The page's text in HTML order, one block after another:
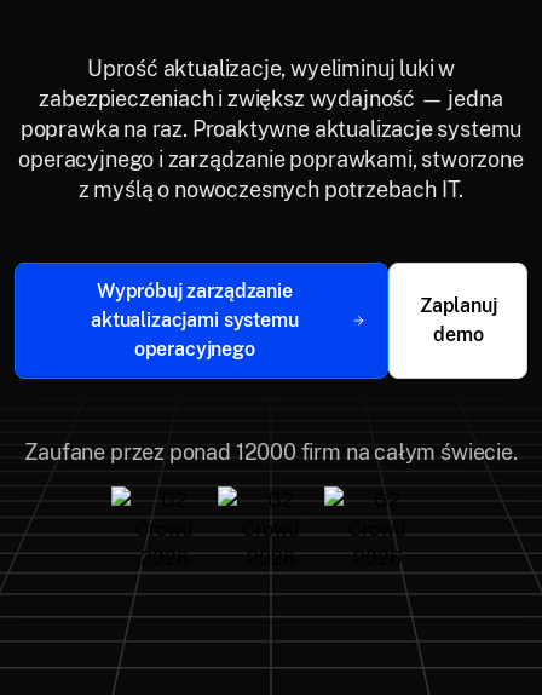
Uprość aktualizacje, wyeliminuj luki w
zabezpieczeniach i zwiększ wydajność — jedna
poprawka na raz. Proaktywne aktualizacje systemu
operacyjnego i zarządzanie poprawkami, stworzone
z myślą o nowoczesnych potrzebach IT.
Wypróbuj zarządzanie
aktualizacjami systemu
operacyjnego
Zaplanuj
demo
Zaufane przez ponad 12000 firm na całym świecie.